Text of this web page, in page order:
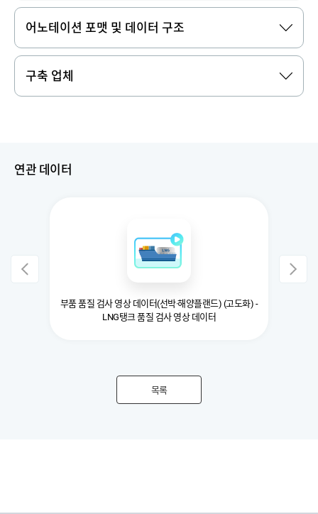
어노테이션 포맷 및 데이터 구조
구축 업체
연관 데이터
부품 품질 검사 영상 데이터(선박·해양플랜드) (고도화) -
LNG탱크 품질 검사 영상 데이터
목록